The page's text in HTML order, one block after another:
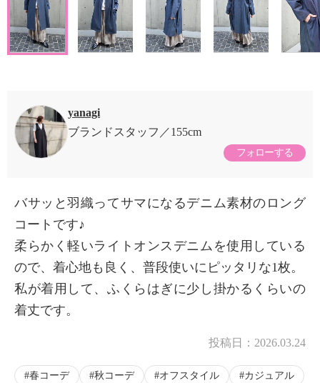
yanagi
ブランドスタッフ
155cm
フォローする
バサッと羽織ってサマになるデニム素材のロング
コートです♪
柔らかく軽いライトオンスデニムを使用している
ので、着心地も良く、普段使いにピッタリな1枚。
私が着用して、ふくらはぎに少し掛かるくらいの
着丈です。
投稿日： 2026.03.24
春コーデ 秋コーデ オフスタイル
カジュアル